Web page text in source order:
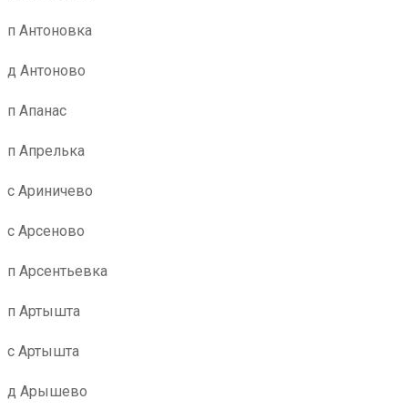
п Антоновка
д Антоново
п Апанас
п Апрелька
с Ариничево
с Арсеново
п Арсентьевка
п Артышта
с Артышта
д Арышево